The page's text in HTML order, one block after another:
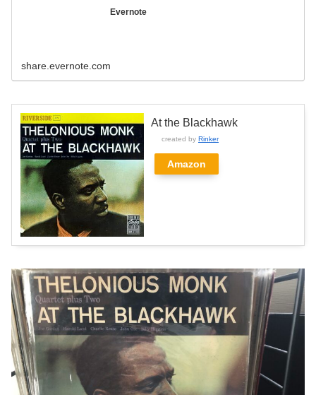
Evernote
share.evernote.com
At the Blackhawk
created by Rinker
Amazon